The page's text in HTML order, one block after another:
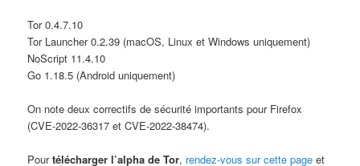
Tor 0.4.7.10
Tor Launcher 0.2.39 (macOS, Linux et Windows uniquement)
NoScript 11.4.10
Go 1.18.5 (Android uniquement)
On note deux correctifs de sécurité importants pour Firefox
(CVE-2022-36317 et CVE-2022-38474).
Pourtélécharger l’alpha de Tor, rendez-vous sur cette page et